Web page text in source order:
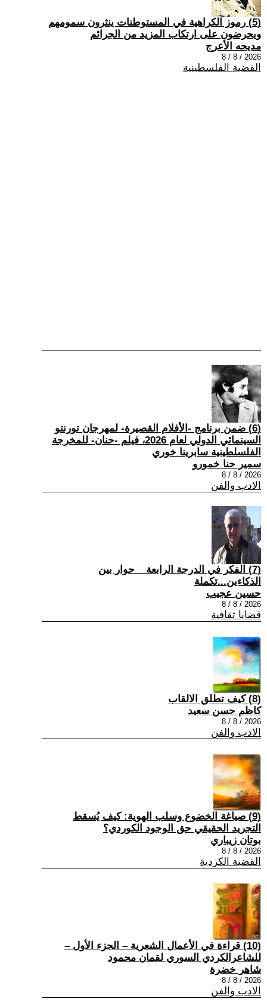
(5) رموز الكراهية في المستوطنات ينثرون سمومهم
ويحرضون على ارتكاب المزيد من الجرائم
مديحه الأعرج
2026 / 8 / 8
القضية الفلسطينية
(6) ضمن برنامج -الأفلام القصيرة- لمهرجان تورنتو
السينمائي الدولي لعام 2026، فيلم -حنان- للمخرجة
الفلسلطينية سابرينا خوري
سمير حنا خمورو
2026 / 8 / 8
الادب والفن
(7) الفكر في الدرجة الرابعة _ حوار بين
الذكاءين...تكملة
حسين عجيب
2026 / 8 / 8
قضايا ثقافية
(8) كيف تطلق الالقاب
كاظم حسن سعيد
2026 / 8 / 8
الادب والفن
(9) صياغة الخضوع وسلب الهوية: كيف يُسقط
التجريد الحقيقي حق الوجود الكوردي؟
بوتان زيباري
2026 / 8 / 8
القضية الكردية
(10) قراءة في الأعمال الشعرية – الجزء الأول –
للشاعرالكردي السوري لقمان محمود
شاهر خضرة
2026 / 8 / 8
الادب والفن